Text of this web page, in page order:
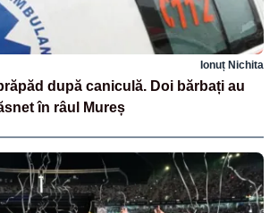
Ionuț Nichita
după caniculă. Doi bărbați au
în râul Mureș